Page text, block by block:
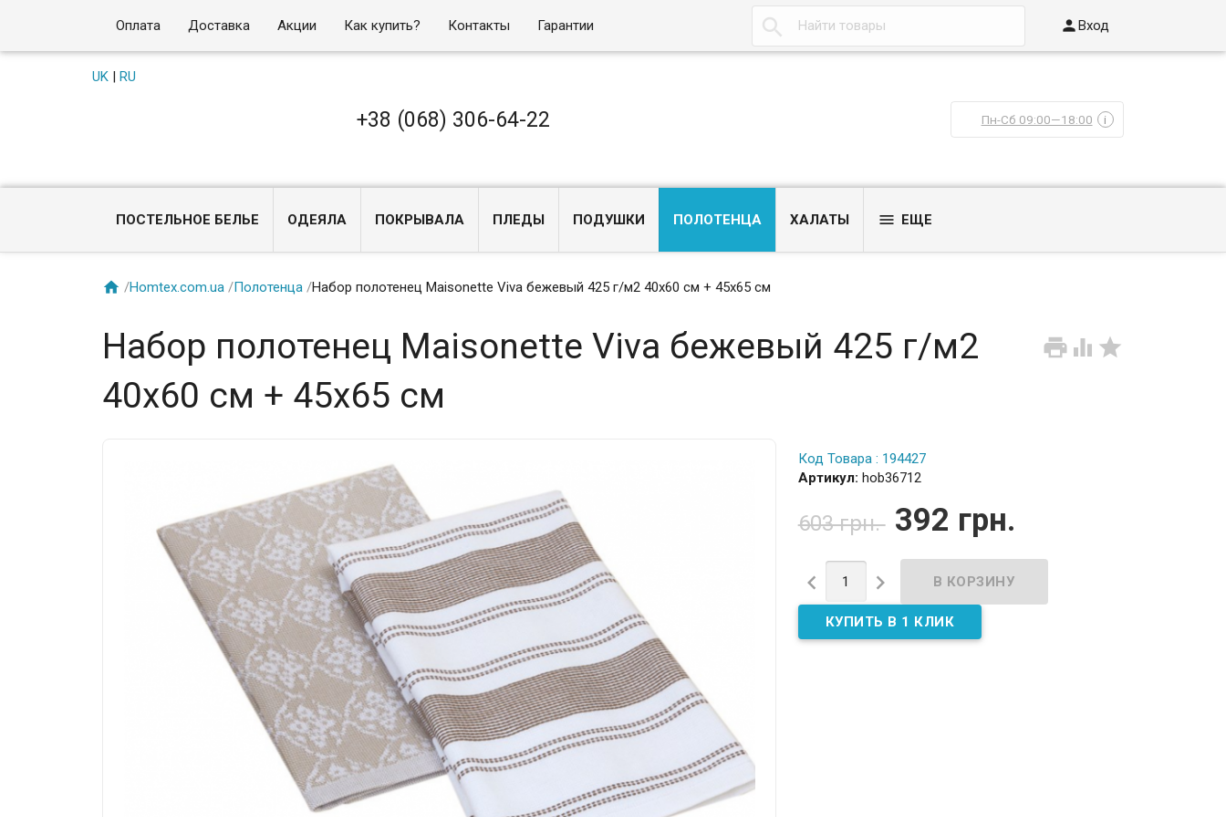
Оплата Доставка Акции Как купить? Контакты Гарантии  Вход
UK| RU
+38 (068) 306-64-22 Пн-Сб 09:00—18:00 i
ПОСТЕЛЬНОЕ БЕЛЬЕ ОДЕЯЛА ПОКРЫВАЛА ПЛЕДЫ ПОДУШКИ ПОЛОТЕНЦА ХАЛАТЫ  ЕЩЕ
 /Homtex.com.ua /Полотенца /Набор полотенец Maisonette Viva бежевый 425 г/м2 40х60 см + 45х65 см
  
Набор полотенец Maisonette Viva бежевый 425 г/м2
40х60 см + 45х65 см
Код Товара : 194427
Артикул: hob36712
603 грн. 392 грн.
 